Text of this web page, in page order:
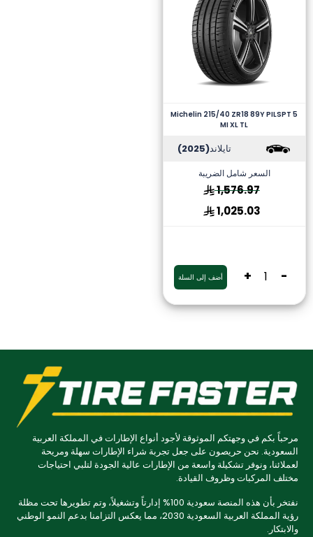
Michelin 215/40 ZR18 89Y PILSPT 5
MI XL TL
تايلاند(2025)
السعر شامل الضريبة
1,576.97
1,025.03
-
+ أضف إلى السلة
مرحباً بكم في وجهتكم الموثوقة لأجود أنواع الإطارات في المملكة العربية
السعودية. نحن حريصون على جعل تجربة شراء الإطارات سهلة ومريحة
لعملائنا، ونوفر تشكيلة واسعة من الإطارات عالية الجودة لتلبي احتياجات
مختلف المركبات وظروف القيادة.
نفتخر بأن هذه المنصة سعودية 100% إدارتاً وتشغيلاً، وتم تطويرها تحت مظلة
رؤية المملكة العربية السعودية 2030، مما يعكس التزامنا بدعم النمو الوطني
والابتكار.